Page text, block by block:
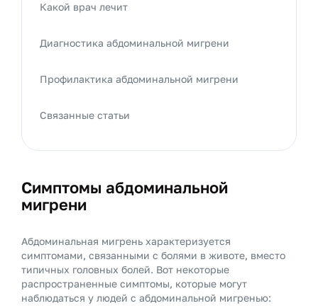
Симптомы абдоминальной
мигрени
Абдоминальная мигрень характеризуется
симптомами, связанными с болями в животе, вместо
типичных головных болей. Вот некоторые
распространенные симптомы, которые могут
наблюдаться у людей с абдоминальной мигренью:
Какой врач лечит
Диагностика абдоминальной мигрени
Профилактика абдоминальной мигрени
Связанные статьи